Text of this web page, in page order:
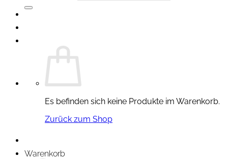
Es befinden sich keine Produkte im Warenkorb.
Zurück zum Shop
Warenkorb